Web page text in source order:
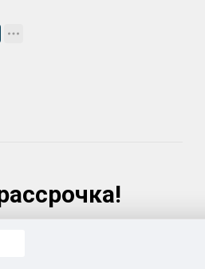
всему Таможенному союзу.